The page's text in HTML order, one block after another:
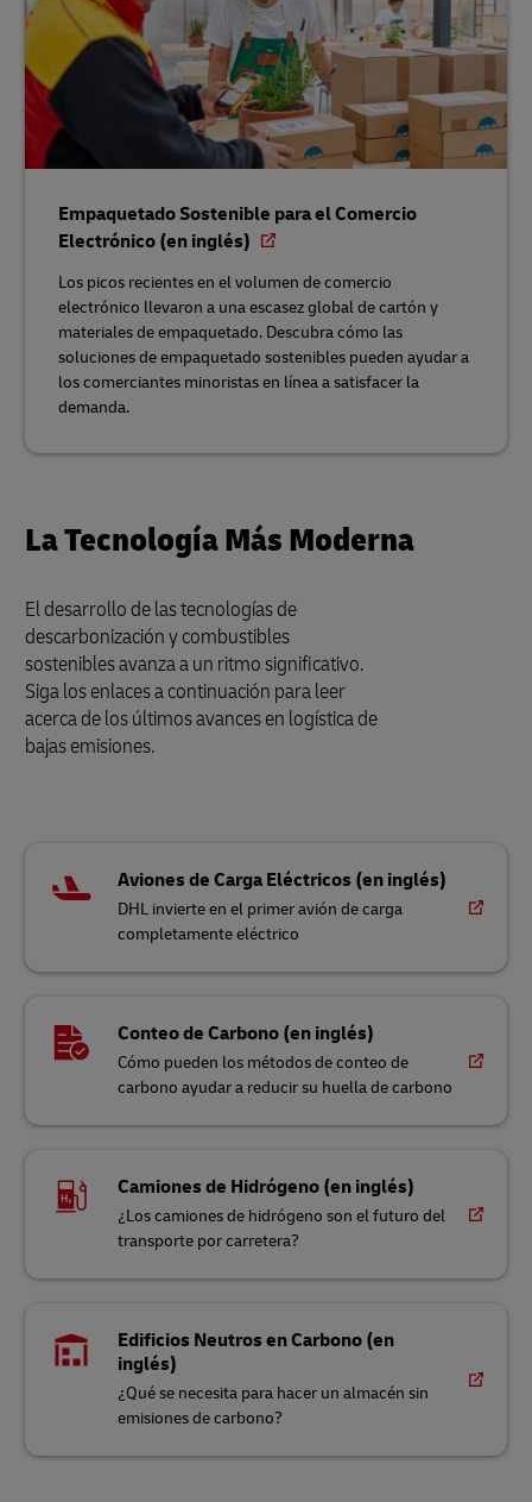
Empaquetado Sostenible para el Comercio
Electrónico (en inglés)
Los picos recientes en el volumen de comercio
electrónico llevaron a una escasez global de cartón y
materiales de empaquetado. Descubra cómo las
soluciones de empaquetado sostenibles pueden ayudar a
los comerciantes minoristas en línea a satisfacer la
demanda.
La Tecnología Más Moderna
El desarrollo de las tecnologías de
descarbonización y combustibles
sostenibles avanza a un ritmo significativo.
Siga los enlaces a continuación para leer
acerca de los últimos avances en logística de
bajas emisiones.
Aviones de Carga Eléctricos (en inglés)
DHL invierte en el primer avión de carga
completamente eléctrico
Conteo de Carbono (en inglés)
Cómo pueden los métodos de conteo de
carbono ayudar a reducir su huella de carbono
Camiones de Hidrógeno (en inglés)
¿Los camiones de hidrógeno son el futuro del
transporte por carretera?
Edificios Neutros en Carbono (en
inglés)
¿Qué se necesita para hacer un almacén sin
emisiones de carbono?